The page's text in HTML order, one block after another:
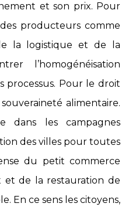
et son prix. Pour
producteurs comme
la logistique et de la
l’homogénéisation
Pour le droit
alimentaire.
dans les campagnes
des villes pour toutes
du petit commerce
et de la restauration de
En ce sens les citoyens,